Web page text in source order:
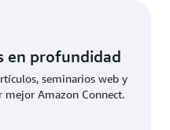
en profundidad
seminarios web y
mejor Amazon Connect.